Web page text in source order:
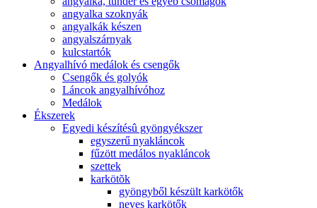
angyalka szoknyák
angyalkák készen
angyalszárnyak
kulcstartók
Angyalhívó medálok és csengők
Csengők és golyók
Láncok angyalhívóhoz
Medálok
Ékszerek
Egyedi készítésû gyöngyékszer
egyszerű nyakláncok
fűzött medálos nyakláncok
szettek
karkötõk
gyöngyből készült karkötők
neves karkötők